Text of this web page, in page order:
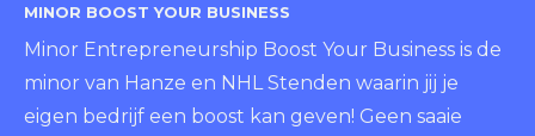
MINOR BOOST YOUR BUSINESS
Minor Entrepreneurship Boost Your Business is de
minor van Hanze en NHL Stenden waarin jij je
eigen bedrijf een boost kan geven! Geen saaie